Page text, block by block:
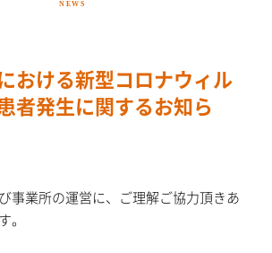
NEWS
おける新型コロナウィル
者発生に関するお知ら
事業所の運営に、ご理解ご協力頂きあ
。